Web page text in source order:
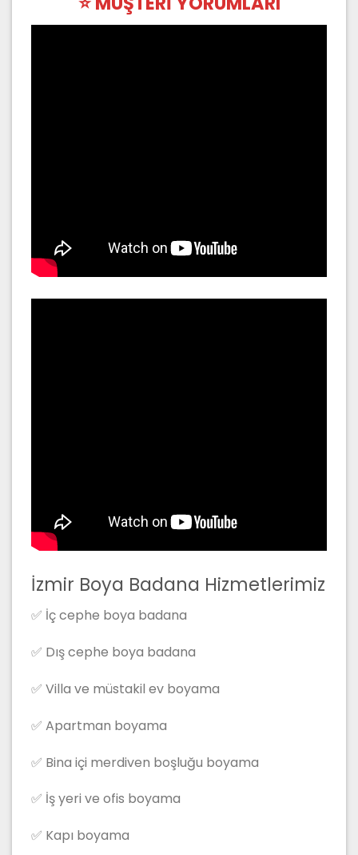
İzmir Boya Badana Hizmetlerimiz
✅ İç cephe boya badana
✅ Dış cephe boya badana
✅ Villa ve müstakil ev boyama
✅ Apartman boyama
✅ Bina içi merdiven boşluğu boyama
✅ İş yeri ve ofis boyama
✅ Kapı boyama